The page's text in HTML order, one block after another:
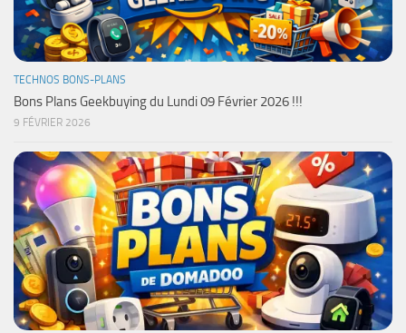
TECHNOS BONS-PLANS
Bons Plans Geekbuying du Lundi 09 Février 2026 !!!
9 FÉVRIER 2026